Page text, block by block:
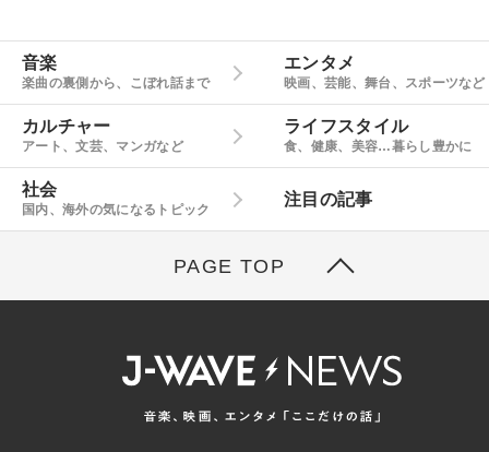
音楽
楽曲の裏側から、こぼれ話まで
エンタメ
映画、芸能、舞台、スポーツなど
カルチャー
アート、文芸、マンガなど
ライフスタイル
食、健康、美容…暮らし豊かに
社会
国内、海外の気になるトピック
注目の記事
PAGE TOP